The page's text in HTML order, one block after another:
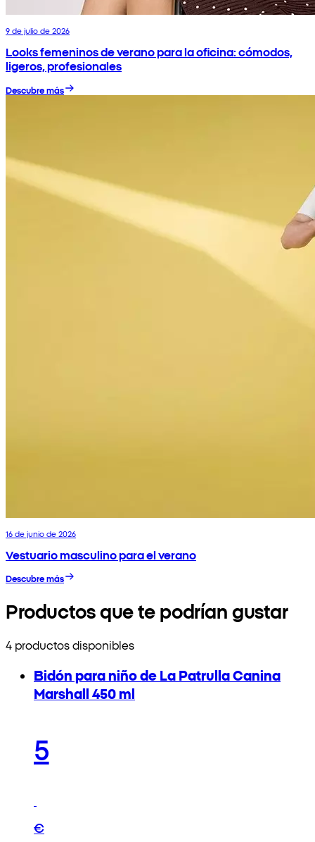
9 de julio de 2026
Looks femeninos de verano para la oficina: cómodos,
ligeros, profesionales
Descubre más
16 de junio de 2026
Vestuario masculino para el verano
Descubre más
Productos que te podrían gustar
4 productos disponibles
Bidón para niño de La Patrulla Canina
Marshall 450 ml
5
€